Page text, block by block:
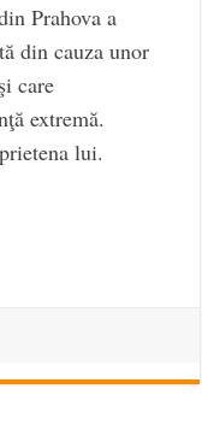
Prahova a
din cauza unor
care
extremă.
lui.